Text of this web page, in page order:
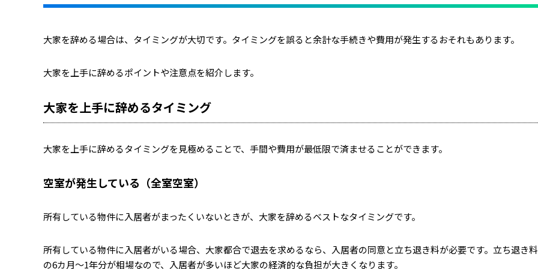
大家を辞める場合は、タイミングが大切です。タイミングを誤ると余計な手続きや費用が発生するおそれもあります。
大家を上手に辞めるポイントや注意点を紹介します。
大家を上手に辞めるタイミング
大家を上手に辞めるタイミングを見極めることで、手間や費用が最低限で済ませることができます。
空室が発生している（全室空室）
所有している物件に入居者がまったくいないときが、大家を辞めるベストなタイミングです。
所有している物件に入居者がいる場合、大家都合で退去を求めるなら、入居者の同意と立ち退き料が必要です。立ち退き
の6カ月～1年分が相場なので、入居者が多いほど大家の経済的な負担が大きくなります。